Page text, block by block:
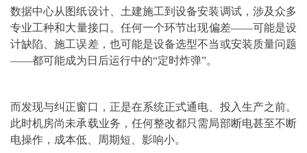
数据中心从图纸设计、土建施工到设备安装调试，涉及众多
专业工种和大量接口。任何一个环节出现偏差——可能是设
计缺陷、施工误差，也可能是设备选型不当或安装质量问题
——都可能成为日后运行中的“定时炸弹”。
而发现与纠正窗口，正是在系统正式通电、投入生产之前。
此时机房尚未承载业务，任何整改都只需局部断电甚至不断
电操作，成本低、周期短、影响小。